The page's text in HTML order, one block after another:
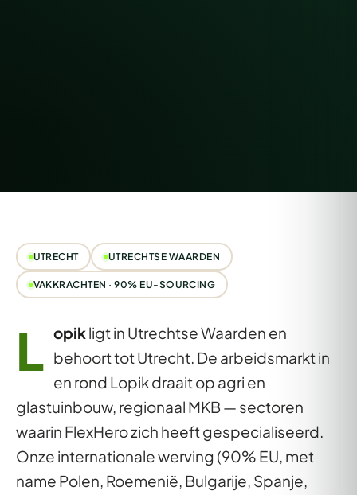
UTRECHT UTRECHTSE WAARDEN
VAKKRACHTEN · 90% EU-SOURCING
L opikligt in Utrechtse Waarden en
behoort tot Utrecht. De arbeidsmarkt in
en rond Lopik draait op agri en
glastuinbouw, regionaal MKB — sectoren
waarin FlexHero zich heeft gespecialiseerd.
Onze internationale werving (90% EU, met
name Polen, Roemenië, Bulgarije, Spanje,